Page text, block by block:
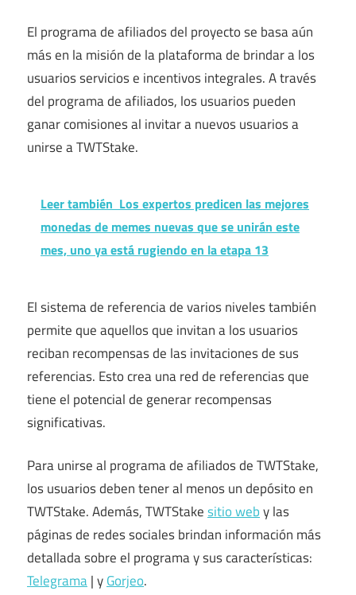
El programa de afiliados del proyecto se basa aún
más en la misión de la plataforma de brindar a los
usuarios servicios e incentivos integrales. A través
del programa de afiliados, los usuarios pueden
ganar comisiones al invitar a nuevos usuarios a
unirse a TWTStake.
Leer también Los expertos predicen las mejores
monedas de memes nuevas que se unirán este
mes, uno ya está rugiendo en la etapa 13
El sistema de referencia de varios niveles también
permite que aquellos que invitan a los usuarios
reciban recompensas de las invitaciones de sus
referencias. Esto crea una red de referencias que
tiene el potencial de generar recompensas
significativas.
Para unirse al programa de afiliados de TWTStake,
los usuarios deben tener al menos un depósito en
TWTStake. Además, TWTStakesitio weby las
páginas de redes sociales brindan información más
detallada sobre el programa y sus características:
Telegrama| yGorjeo.